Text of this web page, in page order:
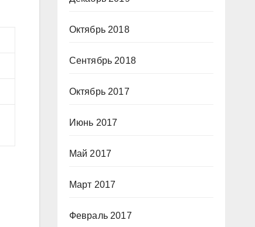
Октябрь 2018
Сентябрь 2018
Октябрь 2017
Июнь 2017
Май 2017
Март 2017
Февраль 2017